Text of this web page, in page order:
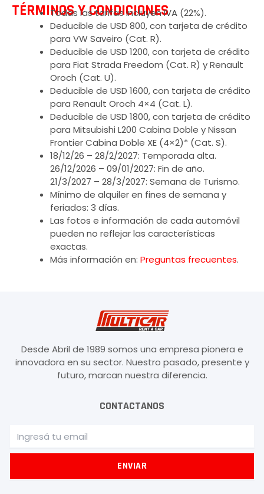
TÉRMINOS Y CONDICIONES
Todas las tarifas incluyen IVA (22%).
Deducible de USD 800, con tarjeta de crédito
para VW Saveiro (Cat. R).
Deducible de USD 1200, con tarjeta de crédito
para Fiat Strada Freedom (Cat. R) y Renault
Oroch (Cat. U).
Deducible de USD 1600, con tarjeta de crédito
para Renault Oroch 4×4 (Cat. L).
Deducible de USD 1800, con tarjeta de crédito
para Mitsubishi L200 Cabina Doble y Nissan
Frontier Cabina Doble XE (4×2)* (Cat. S).
18/12/26 – 28/2/2027: Temporada alta.
26/12/2026 – 09/01/2027: Fin de año.
21/3/2027 – 28/3/2027: Semana de Turismo.
Mínimo de alquiler en fines de semana y
feriados: 3 días.
Las fotos e información de cada automóvil
pueden no reflejar las características
exactas.
Más información en: Preguntas frecuentes.
Desde Abril de 1989 somos una empresa pionera e
innovadora en su sector. Nuestro pasado, presente y
futuro, marcan nuestra diferencia.
CONTACTANOS
ENVIAR